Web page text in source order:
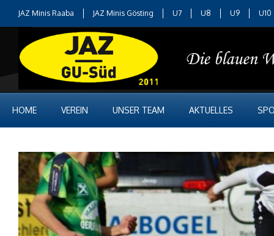
JAZ Minis Raaba JAZ Minis Gösting U7 U8 U9 U10
HOME VEREIN UNSER TEAM AKTUELLES